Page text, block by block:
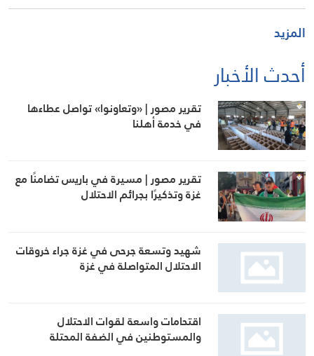
المزيد
أحدث الأخبار
تقرير مصور | «وتعاونوا» تواصل عطاءها
في خدمة أهلنا
تقرير مصور | مسيرة في باريس تضامنًا مع
غزة وتذكيرًا بجرائم الاحتلال
شهيد وتسعة جرحى في غزة جراء خروقات
الاحتلال المتواصلة في غزة
اقتحامات واسعة لقوات الاحتلال
والمستوطنين في الضفة المحتلة